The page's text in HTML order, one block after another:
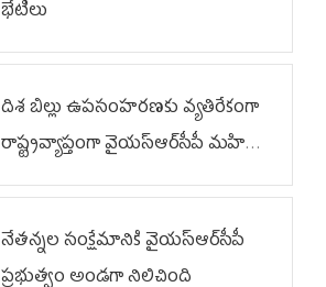
భేటీలు
దిశ బిల్లు ఉపసంహరణకు వ్యతిరేకంగా
రాష్ట్రవ్యాప్తంగా వైయ‌స్ఆర్‌సీపీ మహిళా
విభాగం ఆందోళనలు
నేతన్నల సంక్షేమానికి వైయ‌స్ఆర్‌సీపీ
ప్రభుత్వం అండగా నిలిచింది